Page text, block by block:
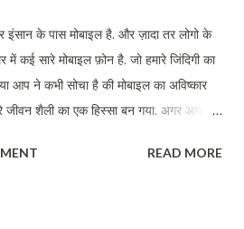
के पास मोबाइल है. और ज़ादा तर लोगो के
सारे मोबाइल फ़ोन है. जो हमारे जिंदिगी का
आप ने कभी सोचा है की मोबाइल का अविष्कार
जीवन शैली का एक हिस्सा बन गया. अगर आप यह
जानकारी हो जयगी. कभी कभी यह सवाल
READ MORE